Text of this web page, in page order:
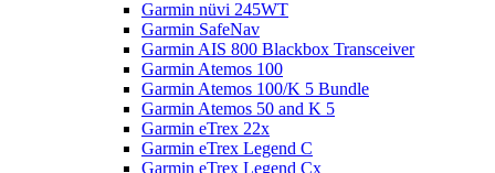
Garmin nüvi 245WT
Garmin SafeNav
Garmin AIS 800 Blackbox Transceiver
Garmin Atemos 100
Garmin Atemos 100/K 5 Bundle
Garmin Atemos 50 and K 5
Garmin eTrex 22x
Garmin eTrex Legend C
Garmin eTrex Legend Cx